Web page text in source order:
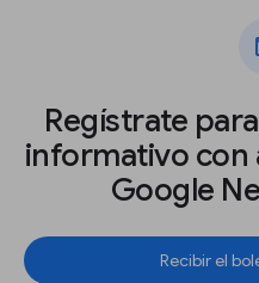
Regístrate
informativo con
Google
Recibir el